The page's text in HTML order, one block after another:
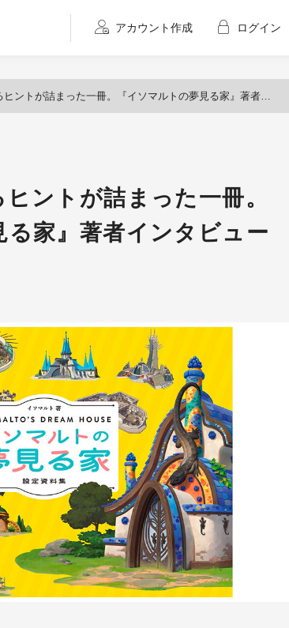
アカウント作成 ログイン
トが詰まった一冊。『イソマルトの夢見る家』著者インタビュー
ントが詰まった一冊。
る家』著者インタビュー